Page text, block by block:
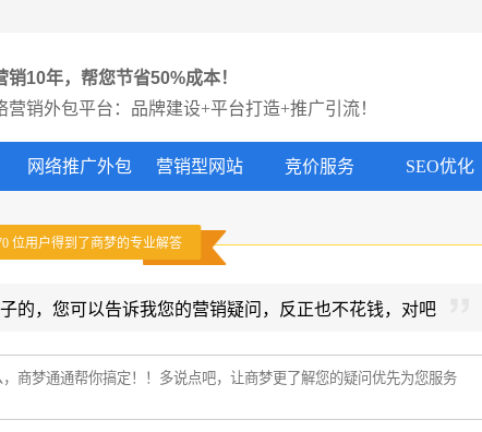
销10年，帮您节省50%成本！
营销外包平台：品牌建设+平台打造+推广引流！
网络推广外包 营销型网站 竞价服务 SEO优化
位用户得到了商梦的专业解答
的，您可以告诉我您的营销疑问，反正也不花钱，对吧